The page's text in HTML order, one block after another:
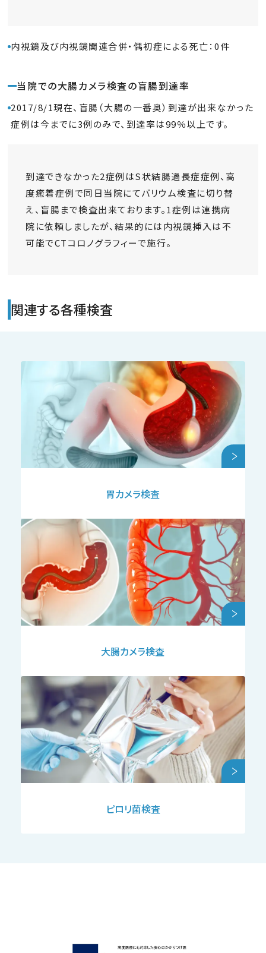
内視鏡及び内視鏡関連合併・偶初症による死亡：0件
当院での大腸カメラ検査の盲腸到達率
2017/8/1現在、盲腸（大腸の一番奥）到達が出来なかった
症例は今までに3例のみで、到達率は99％以上です。
到達できなかった2症例はS状結腸過長症症例、高
度癒着症例で同日当院にてバリウム検査に切り替
え、盲腸まで検査出来ております。1症例は連携病
院に依頼しましたが、結果的には内視鏡挿入は不
可能でCTコロノグラフィーで施行。
関連する各種検査
胃カメラ検査
大腸カメラ検査
ピロリ菌検査